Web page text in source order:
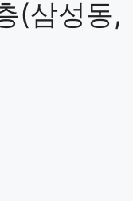
(삼성동,